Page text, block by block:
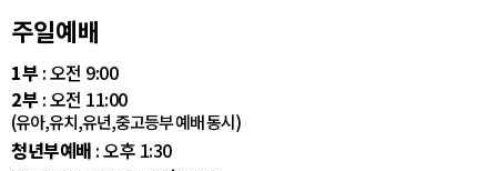
주일예배
1부 : 오전 9:00
2부 : 오전 11:00
(유아,유치,유년,중고등부 예배 동시)
청년부예배 : 오후 1:30